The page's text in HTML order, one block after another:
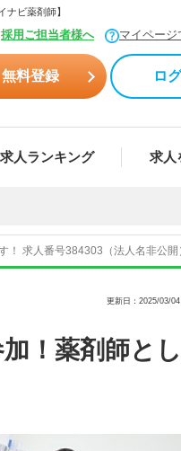
ビ薬剤師】
採用ご担当者様へ マイページ
無料登録 ロ
求人ランキング 求人
求人番号384303（法人名非公開
更新日：2025/03/
！薬剤師とし